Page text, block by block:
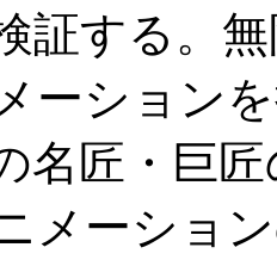
証する。
ーション
名匠・巨匠
メーショ